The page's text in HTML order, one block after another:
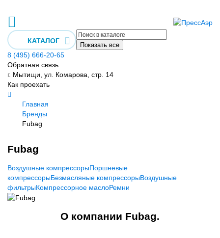
КАТАЛОГ
Показать все
8 (495) 666-20-65
Обратная связь
г. Мытищи, ул. Комарова, стр. 14
Как проехать
Главная
Бренды
Fubag
Fubag
Воздушные компрессорыПоршневые
компрессорыБезмасляные компрессорыВоздушные
фильтрыКомпрессорное маслоРемни
О компании Fubag.